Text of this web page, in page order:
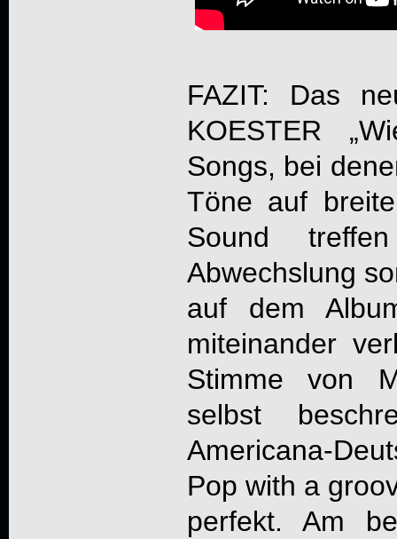
FAZIT: Das
KOESTER „
Songs, bei
Töne auf
Sound
Abwechslung
auf dem
miteinander
Stimme von
selbst
Americana-
Pop with a
perfekt. Am